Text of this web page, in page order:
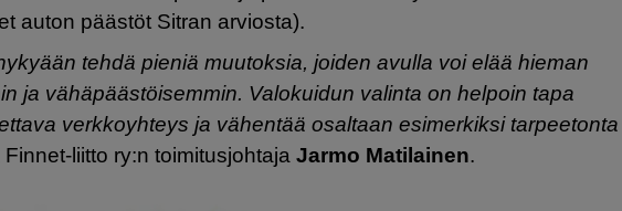
auton päästöt Sitran arviosta).
tehdä pieniä muutoksia, joiden avulla voi elää hieman
ja vähäpäästöisemmin. Valokuidun valinta on helpoin tapa
verkkoyhteys ja vähentää osaltaan esimerkiksi tarpeetonta
Finnet-liitto ry:n toimitusjohtaja Jarmo Matilainen.